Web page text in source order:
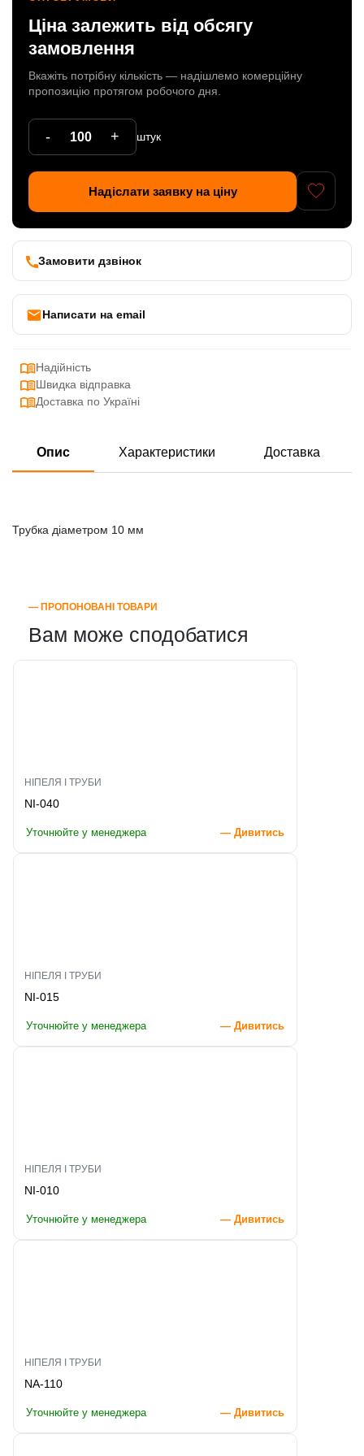
Ціна залежить від обсягу
замовлення
Вкажіть потрібну кількість — надішлемо комерційну
пропозицію протягом робочого дня.
- + штук
Надіслати заявку на ціну
Замовити дзвінок
Написати на email
Надійність
Швидка відправка
Доставка по Україні
Опис Характеристики Доставка
Трубка діаметром 10 мм
― ПРОПОНОВАНІ ТОВАРИ
Вам може сподобатися
НІПЕЛЯ І ТРУБИ
NI-040
Уточнюйте у менеджера — Дивитись
НІПЕЛЯ І ТРУБИ
NI-015
Уточнюйте у менеджера — Дивитись
НІПЕЛЯ І ТРУБИ
NI-010
Уточнюйте у менеджера — Дивитись
НІПЕЛЯ І ТРУБИ
NA-110
Уточнюйте у менеджера — Дивитись
Патрони
Кабельна продукція
Елементи кріплення
Продукція з пластика
Керамічні вироби